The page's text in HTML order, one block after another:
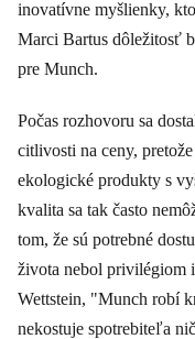
inovatívne myšlienky,
Marci Bartus dôležitosť
pre Munch.
Počas rozhovoru sa
citlivosti na ceny,
ekologické produkty s
kvalita sa tak často
tom, že sú potrebné
života nebol privilégiom
Wettstein, "Munch robí
nekostuje spotrebiteľa